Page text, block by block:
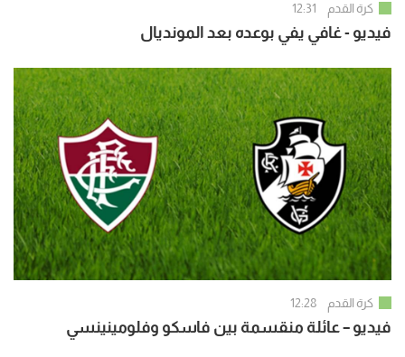
كرة القدم 12:31
فيديو - غافي يفي بوعده بعد المونديال
كرة القدم 12:28
فيديو – عائلة منقسمة بين فاسكو وفلومينينسي